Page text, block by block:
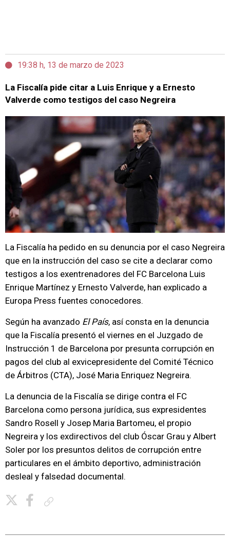
19:38 h, 13 de marzo de 2023
La Fiscalía pide citar a Luis Enrique y a Ernesto
Valverde como testigos del caso Negreira
La Fiscalía ha pedido en su denuncia por el caso Negreira
que en la instrucción del caso se cite a declarar como
testigos a los exentrenadores del FC Barcelona Luis
Enrique Martínez y Ernesto Valverde, han explicado a
Europa Press fuentes conocedores.
Según ha avanzado El País, así consta en la denuncia
que la Fiscalía presentó el viernes en el Juzgado de
Instrucción 1 de Barcelona por presunta corrupción en
pagos del club al exvicepresidente del Comité Técnico
de Árbitros (CTA), José Maria Enriquez Negreira.
La denuncia de la Fiscalía se dirige contra el FC
Barcelona como persona jurídica, sus expresidentes
Sandro Rosell y Josep Maria Bartomeu, el propio
Negreira y los exdirectivos del club Óscar Grau y Albert
Soler por los presuntos delitos de corrupción entre
particulares en el ámbito deportivo, administración
desleal y falsedad documental.